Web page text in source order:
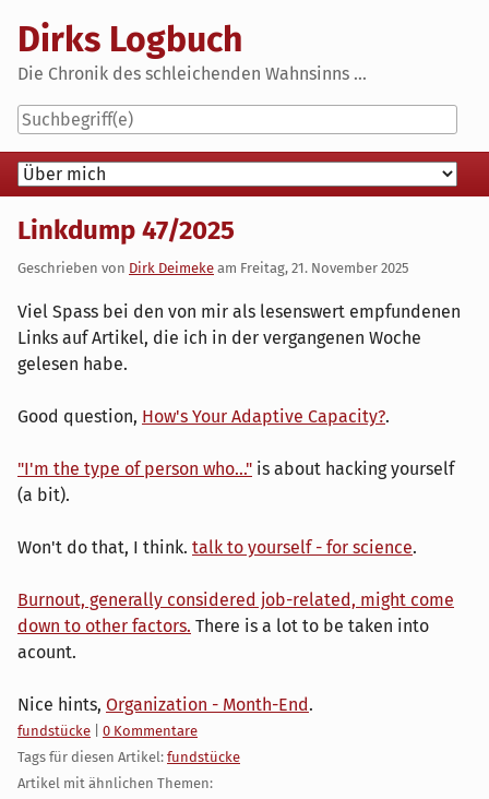
content
Dirks Logbuch
Die Chronik des schleichenden Wahnsinns ...
Navigation
Linkdump 47/2025
Geschrieben von Dirk Deimeke am Freitag, 21. November 2025
Viel Spass bei den von mir als lesenswert empfundenen
Links auf Artikel, die ich in der vergangenen Woche
gelesen habe.
Good question, How's Your Adaptive Capacity?.
"I'm the type of person who..." is about hacking yourself
(a bit).
Won't do that, I think. talk to yourself - for science.
Burnout, generally considered job-related, might come
down to other factors. There is a lot to be taken into
acount.
Nice hints, Organization - Month-End.
Kategorien:
fundstücke
0 Kommentare
Tags für diesen Artikel: fundstücke
Artikel mit ähnlichen Themen: